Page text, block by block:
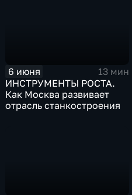
6 июня
13 мин
ИНСТРУМЕНТЫ РОСТА.
Как Москва развивает
отрасль станкостроения